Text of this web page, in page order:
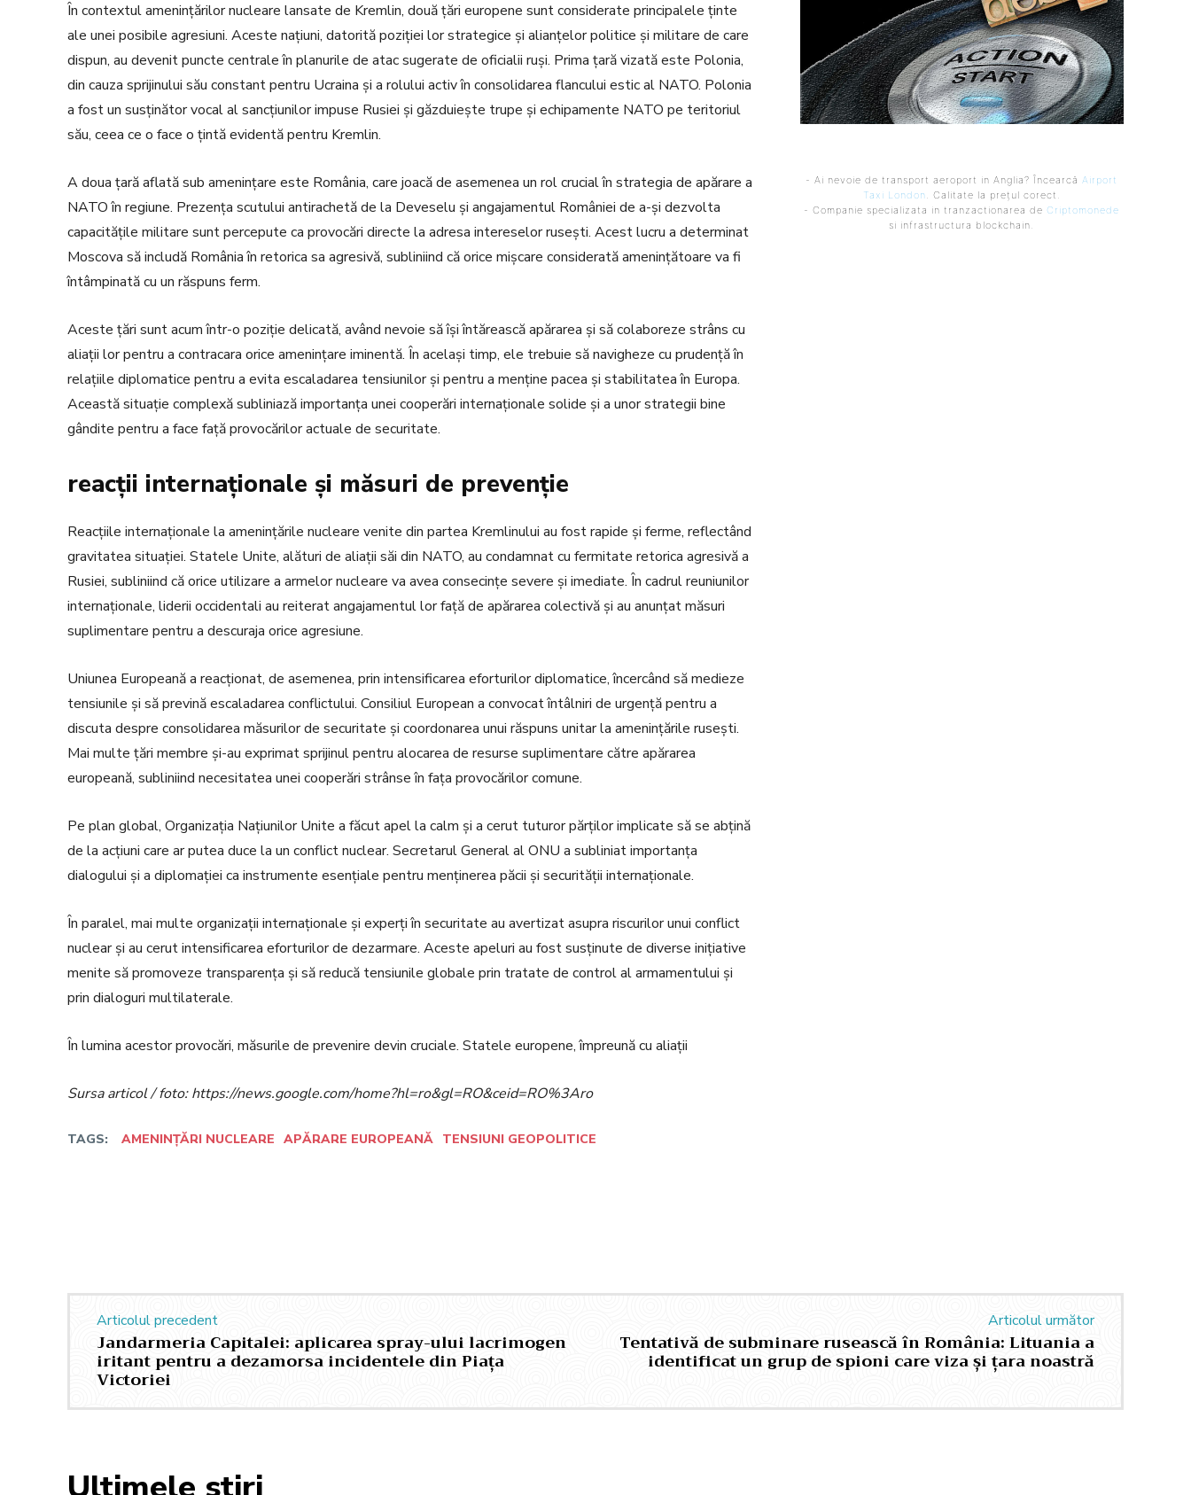
În contextul amenințărilor nucleare lansate de Kremlin, două țări europene sunt considerate principalele ținte
ale unei posibile agresiuni. Aceste națiuni, datorită poziției lor strategice și alianțelor politice și militare de care
dispun, au devenit puncte centrale în planurile de atac sugerate de oficialii ruși. Prima țară vizată este Polonia,
din cauza sprijinului său constant pentru Ucraina și a rolului activ în consolidarea flancului estic al NATO. Polonia
a fost un susținător vocal al sancțiunilor impuse Rusiei și găzduiește trupe și echipamente NATO pe teritoriul
său, ceea ce o face o țintă evidentă pentru Kremlin.
A doua țară aflată sub amenințare este România, care joacă de asemenea un rol crucial în strategia de apărare a
NATO în regiune. Prezența scutului antirachetă de la Deveselu și angajamentul României de a-și dezvolta
capacitățile militare sunt percepute ca provocări directe la adresa intereselor rusești. Acest lucru a determinat
Moscova să includă România în retorica sa agresivă, subliniind că orice mișcare considerată amenințătoare va fi
întâmpinată cu un răspuns ferm.
Aceste țări sunt acum într-o poziție delicată, având nevoie să își întărească apărarea și să colaboreze strâns cu
aliații lor pentru a contracara orice amenințare iminentă. În același timp, ele trebuie să navigheze cu prudență în
relațiile diplomatice pentru a evita escaladarea tensiunilor și pentru a menține pacea și stabilitatea în Europa.
Această situație complexă subliniază importanța unei cooperări internaționale solide și a unor strategii bine
gândite pentru a face față provocărilor actuale de securitate.
reacții internaționale și măsuri de prevenție
Reacțiile internaționale la amenințările nucleare venite din partea Kremlinului au fost rapide și ferme, reflectând
gravitatea situației. Statele Unite, alături de aliații săi din NATO, au condamnat cu fermitate retorica agresivă a
Rusiei, subliniind că orice utilizare a armelor nucleare va avea consecințe severe și imediate. În cadrul reuniunilor
internaționale, liderii occidentali au reiterat angajamentul lor față de apărarea colectivă și au anunțat măsuri
suplimentare pentru a descuraja orice agresiune.
Uniunea Europeană a reacționat, de asemenea, prin intensificarea eforturilor diplomatice, încercând să medieze
tensiunile și să prevină escaladarea conflictului. Consiliul European a convocat întâlniri de urgență pentru a
discuta despre consolidarea măsurilor de securitate și coordonarea unui răspuns unitar la amenințările rusești.
Mai multe țări membre și-au exprimat sprijinul pentru alocarea de resurse suplimentare către apărarea
europeană, subliniind necesitatea unei cooperări strânse în fața provocărilor comune.
Pe plan global, Organizația Națiunilor Unite a făcut apel la calm și a cerut tuturor părților implicate să se abțină
de la acțiuni care ar putea duce la un conflict nuclear. Secretarul General al ONU a subliniat importanța
dialogului și a diplomației ca instrumente esențiale pentru menținerea păcii și securității internaționale.
În paralel, mai multe organizații internaționale și experți în securitate au avertizat asupra riscurilor unui conflict
nuclear și au cerut intensificarea eforturilor de dezarmare. Aceste apeluri au fost susținute de diverse inițiative
menite să promoveze transparența și să reducă tensiunile globale prin tratate de control al armamentului și
prin dialoguri multilaterale.
În lumina acestor provocări, măsurile de prevenire devin cruciale. Statele europene, împreună cu aliații
Sursa articol / foto: https://news.google.com/home?hl=ro&gl=RO&ceid=RO%3Aro
TAGS: AMENINȚĂRI NUCLEARE APĂRARE EUROPEANĂ TENSIUNI GEOPOLITICE
- Ai nevoie de transport aeroport in Anglia? ÎncearcăAirport
Taxi London. Calitate la prețul corect.
- Companie specializata in tranzactionarea deCriptomonede
si infrastructura blockchain.
Articolul precedent
Jandarmeria Capitalei: aplicarea spray-ului lacrimogen
iritant pentru a dezamorsa incidentele din Piața
Victoriei
Articolul următor
Tentativă de subminare rusească în România: Lituania a
identificat un grup de spioni care viza și țara noastră